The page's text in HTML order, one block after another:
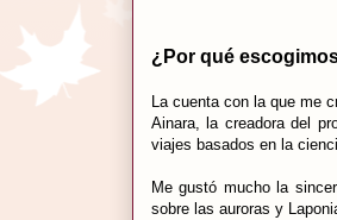
¿Por qué
La cuenta con la que me
Ainara, la creadora del
viajes basados en la
Me gustó mucho la
sobre las auroras y